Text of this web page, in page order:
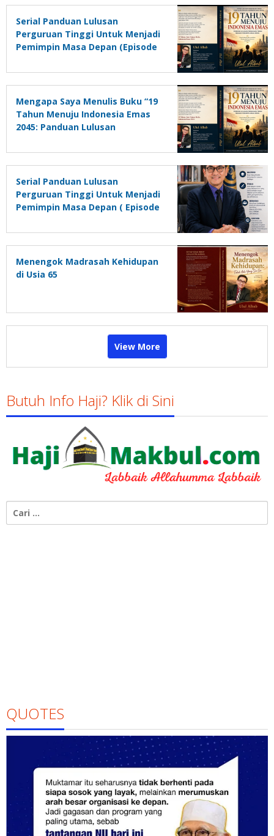
Serial Panduan Lulusan
Perguruan Tinggi Untuk Menjadi
Pemimpin Masa Depan (Episode
Mengapa Saya Menulis Buku “19
Tahun Menuju Indonesia Emas
2045: Panduan Lulusan
Pemimpin Masa Depan”?
Serial Panduan Lulusan
Perguruan Tinggi Untuk Menjadi
Pemimpin Masa Depan ( Episode
Menengok Madrasah Kehidupan
di Usia 65
View More
Butuh Info Haji? Klik di Sini
untuk:
QUOTES